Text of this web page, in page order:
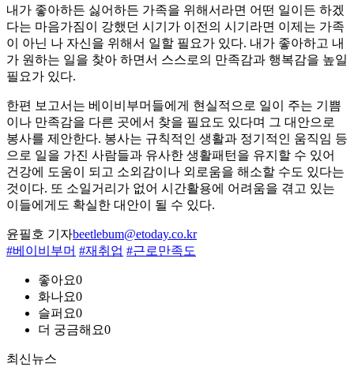
내가 좋아하든 싫어하든 가족을 위해서라면 어떤 일이든 하겠
다는 마음가짐이 강했던 시기가 이전의 시기라면 이제는 가족
이 아닌 나 자신을 위해서 일할 필요가 있다. 내가 좋아하고 내
가 원하는 일을 찾아 하면서 스스로의 만족감과 행복감을 높일
필요가 있다.
한편 보고서는 베이비부머들에게 현실적으로 일이 주는 기쁨
이나 만족감을 다른 곳에서 찾을 필요도 있다며 그 대안으로
봉사를 제안한다. 봉사는 규칙적인 생활과 정기적인 움직임 등
으로 일을 가진 사람들과 유사한 생활패턴을 유지할 수 있어
건강에 도움이 되고 소외감이나 외로움을 해소할 수도 있다는
것이다. 또 소일거리가 없어 시간활용에 어려움을 겪고 있는
이들에게도 확실한 대안이 될 수 있다.
윤필호 기자beetlebum@etoday.co.kr
#베이비부머 #재취업 #근로만족도
좋아요0
화나요0
슬퍼요0
더 궁금해요0
최신뉴스